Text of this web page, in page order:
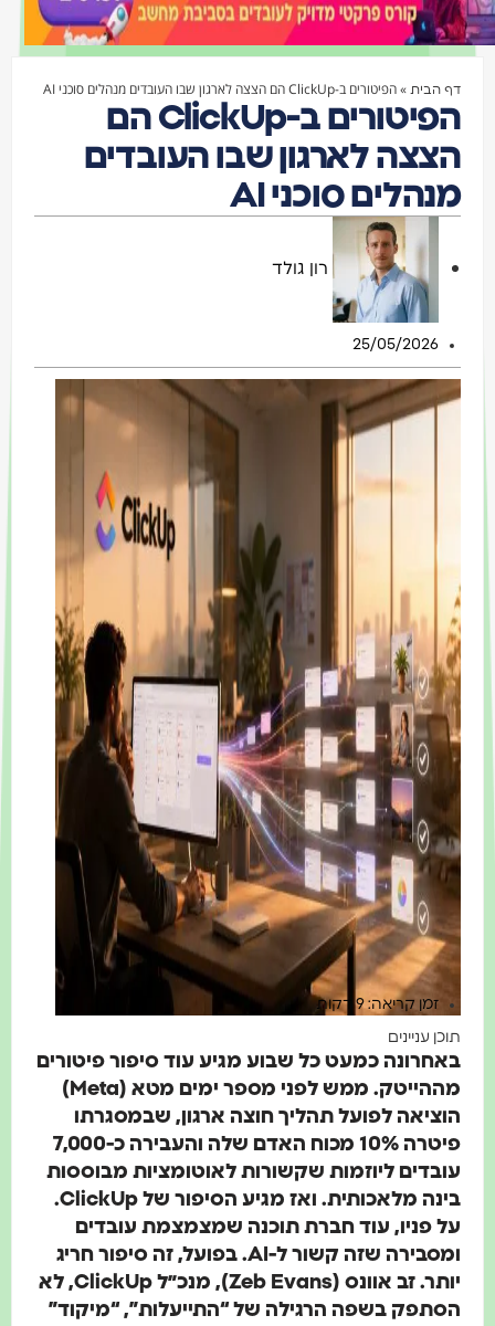
דף הבית»הפיטורים ב-ClickUp הם הצצה לארגון שבו העובדים מנהלים סוכני AI
הפיטורים ב-ClickUp הם
הצצה לארגון שבו העובדים
מנהלים סוכני AI
רון גולד
25/05/2026
זמן קריאה: 9 דקות
תוכן עניינים
באחרונה כמעט כל שבוע מגיע עוד סיפור פיטורים
מההייטק. ממש לפני מספר ימים מטא (Meta)
הוציאה לפועל תהליך חוצה ארגון, שבמסגרתו
פיטרה 10% מכוח האדם שלה והעבירה כ-7,000
עובדים ליוזמות שקשורות לאוטומציות מבוססות
בינה מלאכותית. ואז מגיע הסיפור של ClickUp.
על פניו, עוד חברת תוכנה שמצמצמת עובדים
ומסבירה שזה קשור ל-AI. בפועל, זה סיפור חריג
יותר. זב אוונס (Zeb Evans), מנכ״ל ClickUp, לא
הסתפק בשפה הרגילה של “התייעלות”, “מיקוד”